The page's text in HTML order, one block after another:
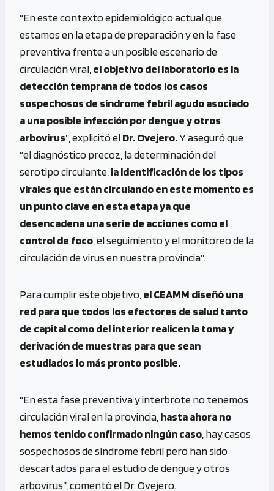
“En este contexto epidemiológico actual que
estamos en la etapa de preparación y en la fase
preventiva frente a un posible escenario de
circulación viral, el objetivo del laboratorio es la
detección temprana de todos los casos
sospechosos de síndrome febril agudo asociado
a una posible infección por dengue y otros
arbovirus”, explicitó elDr. Ovejero.Y aseguró que
“el diagnóstico precoz, la determinación del
serotipo circulante, la identificación de los tipos
virales que están circulando en este momento es
un punto clave en esta etapa ya que
desencadena una serie de acciones como el
control de foco , el seguimiento y el monitoreo de la
circulación de virus en nuestra provincia”.
Para cumplir este objetivo, el CEAMM diseñó una
red para que todos los efectores de salud tanto
de capital como del interior realicen la toma y
derivación de muestras para que sean
estudiados lo más pronto posible.
“En esta fase preventiva y interbrote no tenemos
circulación viral en la provincia, hasta ahora no
hemos tenido confirmado ningún caso , hay casos
sospechosos de síndrome febril pero han sido
descartados para el estudio de dengue y otros
arbovirus”, comentó el Dr. Ovejero.